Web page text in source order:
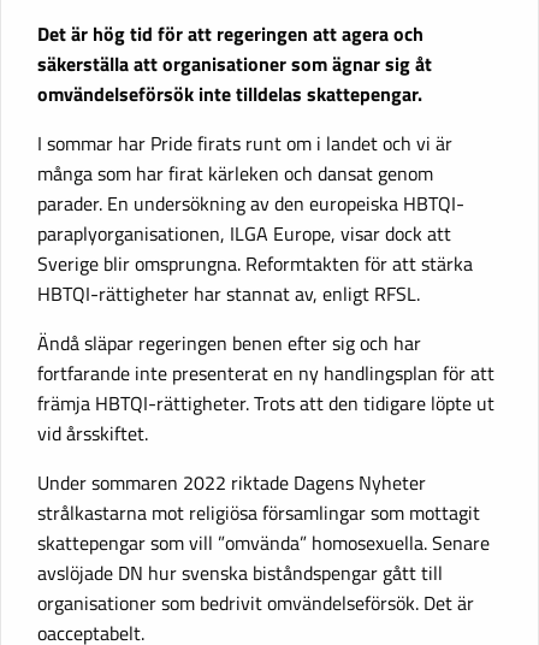
Det är hög tid för att regeringen att agera och
säkerställa att organisationer som ägnar sig åt
omvändelseförsök inte tilldelas skattepengar.
I sommar har Pride firats runt om i landet och vi är
många som har firat kärleken och dansat genom
parader. En undersökning av den europeiska HBTQI-
paraplyorganisationen, ILGA Europe, visar dock att
Sverige blir omsprungna. Reformtakten för att stärka
HBTQI-rättigheter har stannat av, enligt RFSL.
Ändå släpar regeringen benen efter sig och har
fortfarande inte presenterat en ny handlingsplan för att
främja HBTQI-rättigheter. Trots att den tidigare löpte ut
vid årsskiftet.
Under sommaren 2022 riktade Dagens Nyheter
strålkastarna mot religiösa församlingar som mottagit
skattepengar som vill ”omvända” homosexuella. Senare
avslöjade DN hur svenska biståndspengar gått till
organisationer som bedrivit omvändelseförsök. Det är
oacceptabelt.